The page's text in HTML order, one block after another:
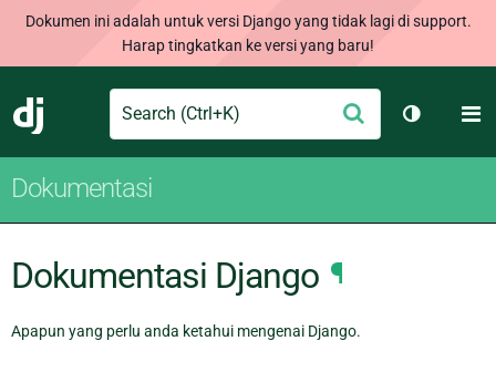
Dokumen ini adalah untuk versi Django yang tidak lagi di support.
Harap tingkatkan ke versi yang baru!
Django
Search Ajukan
Ganti
Dokumentasi
Dokumentasi Django ¶
Apapun yang perlu anda ketahui mengenai Django.